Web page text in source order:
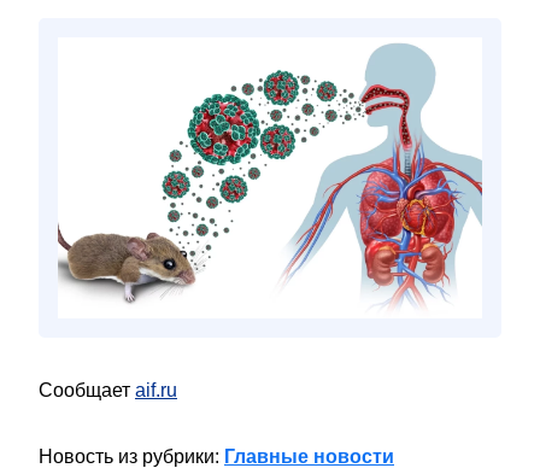
Сообщает aif.ru
Новость из рубрики: Главные новости